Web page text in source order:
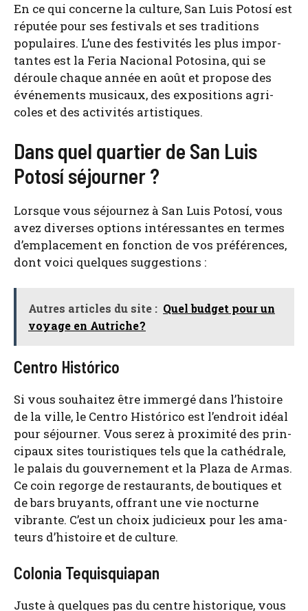
En ce qui concerne la culture, San Luis Potosí est
répu­tée pour ses fes­ti­vals et ses tra­di­tions
popu­laires. L’une des fes­ti­vi­tés les plus impor­
tantes est la Feria Nacio­nal Poto­si­na, qui se
déroule chaque année en août et pro­pose des
évé­ne­ments musi­caux, des expo­si­tions agri­
coles et des acti­vi­tés artis­tiques.
Dans quel quartier de San Luis
Potosí séjourner ?
Lorsque vous séjour­nez à San Luis Potosí, vous
avez diverses options inté­res­santes en termes
d’emplacement en fonc­tion de vos pré­fé­rences,
dont voi­ci quelques sug­ges­tions :
Autres articles du site : Quel budget pour un
voyage en Autriche ?
Centro Histórico
Si vous sou­hai­tez être immer­gé dans l’his­toire
de la ville, le Cen­tro Histó­ri­co est l’en­droit idéal
pour séjour­ner. Vous serez à proxi­mi­té des prin­
ci­paux sites tou­ris­tiques tels que la cathé­drale,
le palais du gou­ver­ne­ment et la Pla­za de Armas.
Ce coin regorge de res­tau­rants, de bou­tiques et
de bars bruyants, offrant une vie noc­turne
vibrante. C’est un choix judi­cieux pour les ama­
teurs d’his­toire et de culture.
Colonia Tequisquiapan
Juste à quelques pas du centre his­to­rique, vous